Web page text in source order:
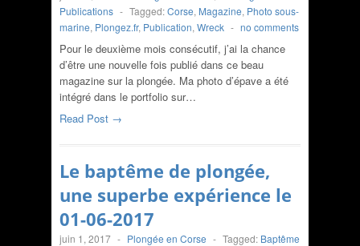
Publications - Tagged:Corse, Magazine, Photo sous-
marine, Plongez.fr, Publication, Wreck - no comments
Pour le deuxième mois consécutif, j’ai la chance
d’être une nouvelle fois publié dans ce beau
magazine sur la plongée. Ma photo d’épave a été
intégré dans le portfolio sur…
Read Post →
Le baptême de plongée,
une superbe expérience le
01-06-2017
juin 1, 2017 - Plongée en Corse - Tagged: Baptême